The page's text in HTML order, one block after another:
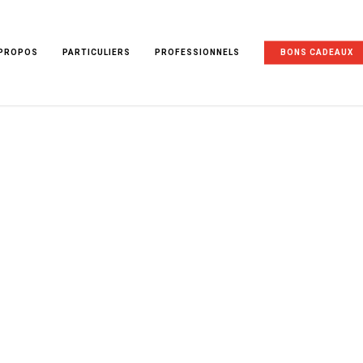
PARTICULIERS PROFESSIONNELS BONS CADEAUX